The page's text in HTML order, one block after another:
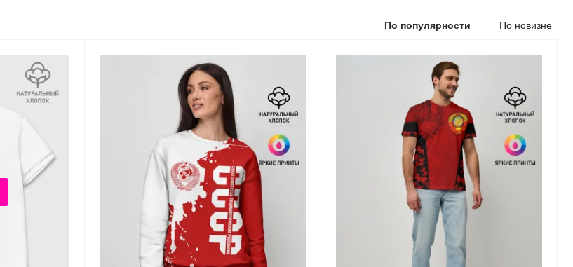
По популярности По новизне